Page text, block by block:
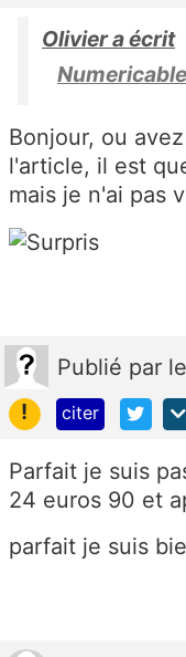
Olivier a écrit
Bonjour, ou
l'article, il est
mais je n'ai pas
Publié par
!
citer
Parfait je suis
24 euros 90 et
parfait je suis